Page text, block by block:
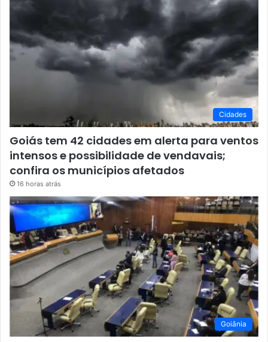
Cidades
Goiás tem 42 cidades em alerta para ventos
intensos e possibilidade de vendavais;
confira os municípios afetados
16 horas atrás
Goiânia